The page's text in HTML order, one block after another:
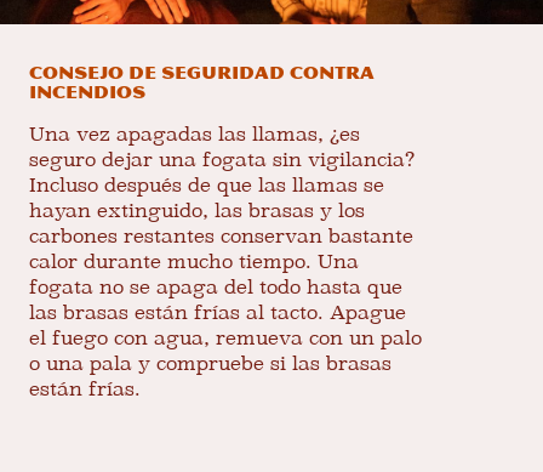
Consejo de seguridad contra
incendios
Una vez apagadas las llamas, ¿es
seguro dejar una fogata sin vigilancia?
Incluso después de que las llamas se
hayan extinguido, las brasas y los
carbones restantes conservan bastante
calor durante mucho tiempo. Una
fogata no se apaga del todo hasta que
las brasas están frías al tacto. Apague
el fuego con agua, remueva con un palo
o una pala y compruebe si las brasas
están frías.